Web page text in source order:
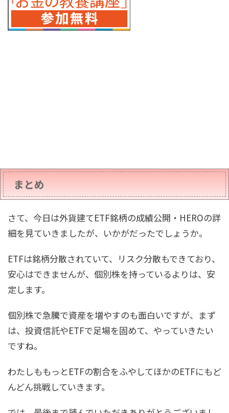
まとめ
さて、今日は外貨建てETF銘柄の成績公開・HEROの詳
細を見ていきましたが、いかがだったでしょうか。
ETFは銘柄分散されていて、リスク分散もできており、
安心はできませんが、個別株を持っているよりは、安
定します。
個別株で急騰で資産を増やすのも面白いですが、まず
は、投資信託やETFで足場を固めて、やっていきたい
ですね。
わたしももっとETFの割合をふやしてほかのETFにもど
んどん挑戦していきます。